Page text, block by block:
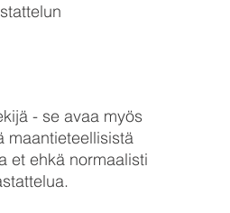
- se avaa myös
maantieteellisistä
et ehkä normaalisti